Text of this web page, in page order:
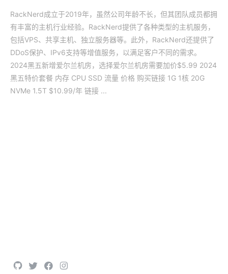
RackNerd成立于2019年，虽然公司年龄不长，但其团队成员都拥
有丰富的主机行业经验。RackNerd提供了各种类型的主机服务，
包括VPS、共享主机、独立服务器等。此外，RackNerd还提供了
DDoS保护、IPv6支持等增值服务，以满足客户不同的需求。
2024黑五新增爱尔兰机房，选择爱尔兰机房需要加价$5.99 2024
黑五特价套餐 内存 CPU SSD 流量 价格 购买链接 1G 1核 20G
NVMe 1.5T $10.99/年 链接 ...